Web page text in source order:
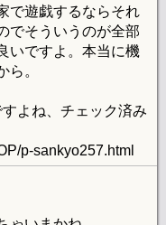
で遊戯するならそれ
でそういうのが全部
いですよ。本当に機
ら。
よね、チェック済み
p-sankyo257.html